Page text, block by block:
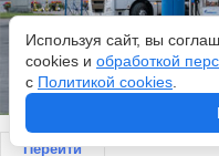
Перейти
Используя сайт, вы
cookies и обработкой
с Политикой cookies